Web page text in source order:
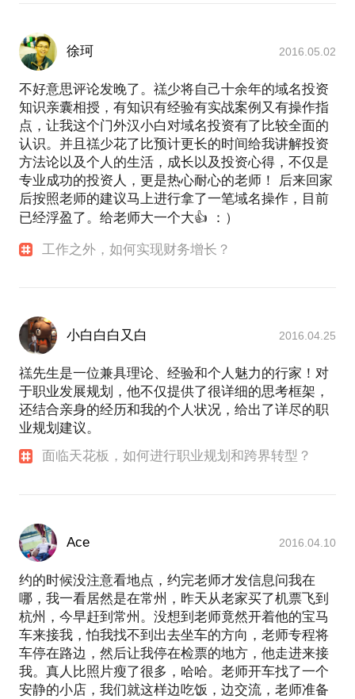
徐珂 2016.05.02
不好意思评论发晚了。禚少将自己十余年的域名投资
知识亲囊相授，有知识有经验有实战案例又有操作指
点，让我这个门外汉小白对域名投资有了比较全面的
认识。并且禚少花了比预计更长的时间给我讲解投资
方法论以及个人的生活，成长以及投资心得，不仅是
专业成功的投资人，更是热心耐心的老师！ 后来回家
后按照老师的建议马上进行拿了一笔域名操作，目前
已经浮盈了。给老师大一个大👍 ：）
工作之外，如何实现财务增长？
小白白白又白 2016.04.25
禚先生是一位兼具理论、经验和个人魅力的行家！对
于职业发展规划，他不仅提供了很详细的思考框架，
还结合亲身的经历和我的个人状况，给出了详尽的职
业规划建议。
面临天花板，如何进行职业规划和跨界转型？
Ace 2016.04.10
约的时候没注意看地点，约完老师才发信息问我在
哪，我一看居然是在常州，昨天从老家买了机票飞到
杭州，今早赶到常州。没想到老师竟然开着他的宝马
车来接我，怕我找不到出去坐车的方向，老师专程将
车停在路边，然后让我停在检票的地方，他走进来接
我。真人比照片瘦了很多，哈哈。老师开车找了一个
安静的小店，我们就这样边吃饭，边交流，老师准备